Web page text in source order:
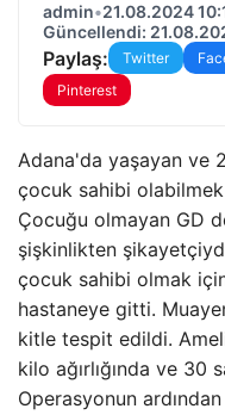
admin•21.08.2024
Güncellendi:
Paylaş: Twitter
Pinterest
Adana'da yaşayan ve
çocuk sahibi
Çocuğu olmayan GD
şişkinlikten
çocuk sahibi olmak
hastaneye gitti.
kitle tespit edildi.
kilo ağırlığında ve 30
Operasyonun